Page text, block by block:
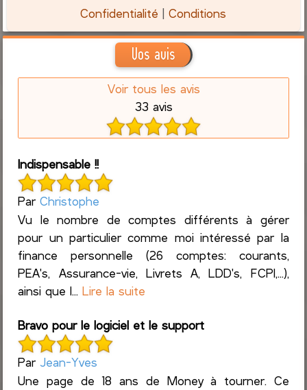
Confidentialité |Conditions
Vos avis
Voir tous les avis
33 avis
Indispensable !!
ParChristophe
Vu le nombre de comptes différents à gérer
pour un particulier comme moi intéressé par la
finance personnelle (26 comptes: courants,
PEA's, Assurance-vie, Livrets A, LDD's, FCPI,...),
ainsi que l...Lire la suite
Bravo pour le logiciel et le support
Par Jean-Yves
Une page de 18 ans de Money à tourner. Ce